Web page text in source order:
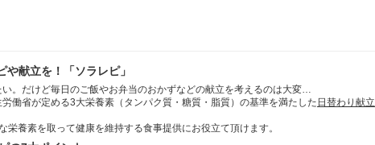
献立を！「ソラレピ」
。だけど毎日のご飯やお弁当のおかずなどの献立を考えるのは大変…
働省が定める3大栄養素（タンパク質・糖質・脂質）の基準を満たした 日替わり献立
養素を取って健康を維持する食事提供にお役立て頂けます。